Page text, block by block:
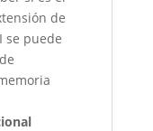
de
se puede